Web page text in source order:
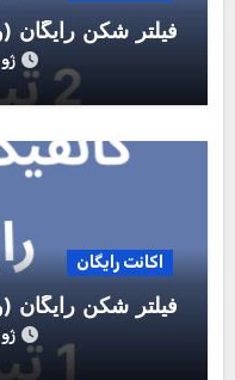
فیلتر شکن رایگان (وی تو
ژوئن
اکانت رایگان
فیلتر شکن رایگان (وی تو
ژوئن